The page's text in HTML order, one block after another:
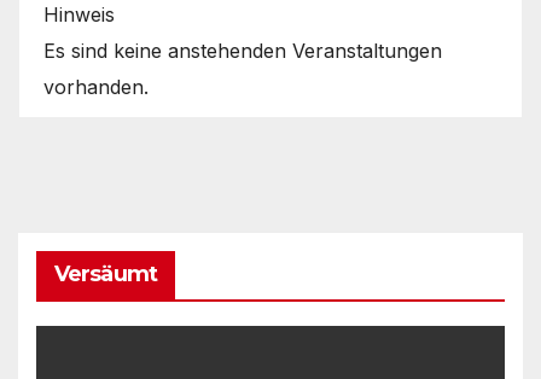
Hinweis
Es sind keine anstehenden Veranstaltungen
vorhanden.
Versäumt